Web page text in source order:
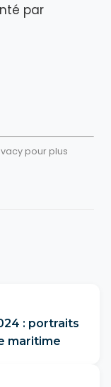
par
pour plus
: portraits
maritime